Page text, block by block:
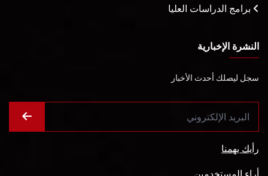
برامج الدراسات العليا
النشرة الإخبارية
سجل ليصلك أحدث الأخبار
رأيك يهمنا